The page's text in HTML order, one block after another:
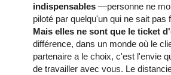
indispensables —personne ne
piloté par quelqu'un qui ne sait pas
Mais elles ne sont que le ticket
différence, dans un monde où le
partenaire a le choix, c'est l'envie
de travailler avec vous. Le